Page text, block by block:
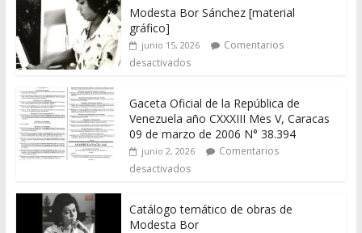
Modesta Bor Sánchez [material
gráfico]
junio 15, 2026
Comentarios
desactivados
Gaceta Oficial de la República de
Venezuela año CXXXIII Mes V, Caracas
09 de marzo de 2006 N° 38.394
junio 2, 2026
Comentarios
desactivados
Catálogo temático de obras de
Modesta Bor